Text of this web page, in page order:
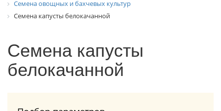
Семена овощных и бахчевых культур
Семена капусты белокачанной
Семена капусты
белокачанной